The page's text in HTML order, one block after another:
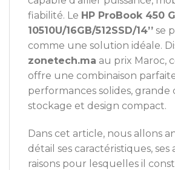
fiabilité. Le HP ProBook 450
10510U/16GB/512SSD/14’’ se
comme une solution idéale.
zonetech.ma au prix Maroc,
offre une combinaison
performances solides, grande
stockage et design compact.
Dans cet article, nous allons
détail ses caractéristiques,
raisons pour lesquelles il